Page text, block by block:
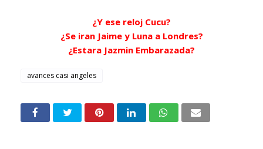
¿Y ese reloj Cucu?
¿Se iran Jaime y Luna a Londres?
¿Estara Jazmin Embarazada?
avances casi angeles